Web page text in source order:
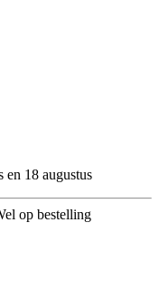
en 18 augustus
op bestelling